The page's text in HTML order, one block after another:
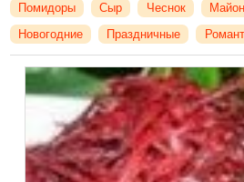
Помидоры Сыр Чеснок
Новогодние
Праздничные